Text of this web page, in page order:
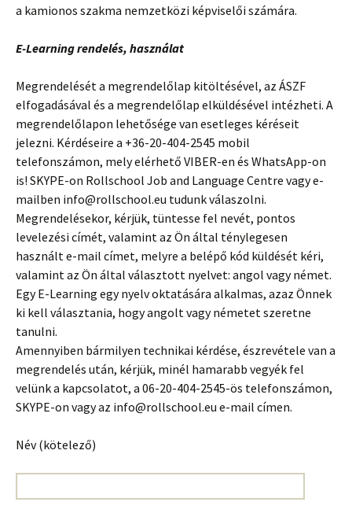
a kamionos szakma nemzetközi képviselői számára.
E-Learning rendelés, használat
Megrendelését a megrendelőlap kitöltésével, az ÁSZF
elfogadásával és a megrendelőlap elküldésével intézheti. A
megrendelőlapon lehetősége van esetleges kéréseit
jelezni. Kérdéseire a +36-20-404-2545 mobil
telefonszámon, mely elérhető VIBER-en és WhatsApp-on
is! SKYPE-on Rollschool Job and Language Centre vagy e-
mailben info@rollschool.eu tudunk válaszolni.
Megrendelésekor, kérjük, tüntesse fel nevét, pontos
levelezési címét, valamint az Ön által ténylegesen
használt e-mail címet, melyre a belépő kód küldését kéri,
valamint az Ön által választott nyelvet: angol vagy német.
Egy E-Learning egy nyelv oktatására alkalmas, azaz Önnek
ki kell választania, hogy angolt vagy németet szeretne
tanulni.
Amennyiben bármilyen technikai kérdése, észrevétele van a
megrendelés után, kérjük, minél hamarabb vegyék fel
velünk a kapcsolatot, a 06-20-404-2545-ös telefonszámon,
SKYPE-on vagy az info@rollschool.eu e-mail címen.
Név (kötelező)